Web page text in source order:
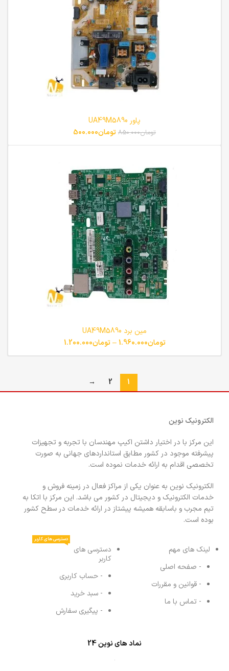
پاور UA49M5890
تومان850.000 تومان500.000
مین برد UA49M5890
تومان1.960.000
– تومان1.200.000
1
2
→
الکترونیک نوین
این مرکز با در اختیار داشتن اکیپ مهندسان با تجربه و تجهیزات
پیشرفته موجود در کشور مطابق استانداردهای جهانی به صورت
تخصصی اقدام به ارائه خدمات نموده است.
الکترونیک نوین به عنوان یکی از مراکز فعال در زمینه فروش و
خدمات الکترونیک و دیجیتال در کشور می باشد. این مرکز با اتکا به
تیم مجرب و باسابقه همیشه پیشتاز در ارائه خدمات در سطح کشور
بوده است.
لینک های مهم
- صفحه اصلی
- قوانین و مقررات
- تماس با ما
دسترسی های
کاربر
دسترسی های کاربر
- حساب کاربری
- سبد خرید
- پیگیری سفارش
نماد های نوین 24